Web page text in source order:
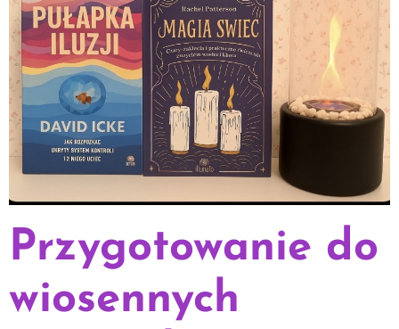
Przygotowanie do
wiosennych